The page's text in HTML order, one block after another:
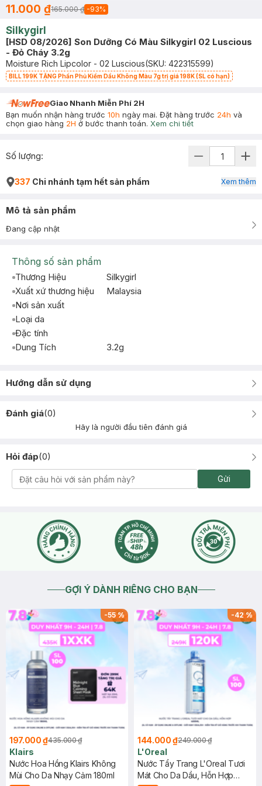
11.000 ₫165.000 ₫ -93%
Silkygirl
[HSD 08/2026] Son Dưỡng Có Màu Silkygirl 02 Luscious​
- Đỏ Cháy 3.2g
Moisture Rich Lipcolor - 02 Luscious(SKU: 422315599)
BILL 199K TẶNG Phấn Phủ Kiềm Dầu Không Màu 7g trị giá 198K (SL có hạn)
Giao Nhanh Miễn Phí 2H
Bạn muốn nhận hàng trước 10h ngày mai. Đặt hàng trước 24h và
chọn giao hàng 2H ở bước thanh toán. Xem chi tiết
Số lượng:
337 Chi nhánh tạm hết sản phẩm Xem thêm
Mô tả sản phẩm
Đang cập nhật
Thông số sản phẩm
Thương Hiệu
Silkygirl
Xuất xứ thương hiệu
Malaysia
Nơi sản xuất
Loại da
Đặc tính
Dung Tích
3.2g
Hướng dẫn sử dụng
Đánh giá(0)
Hãy là người đầu tiên đánh giá
Hỏi đáp(0)
Gửi
GỢI Ý DÀNH RIÊNG CHO BẠN
-55%
197.000 ₫435.000 ₫
Klairs
Nước Hoa Hồng Klairs Không
Mùi Cho Da Nhạy Cảm 180ml
-42%
144.000 ₫249.000 ₫
L'Oreal
Nước Tẩy Trang L'Oreal Tươi
Mát Cho Da Dầu, Hỗn Hợp